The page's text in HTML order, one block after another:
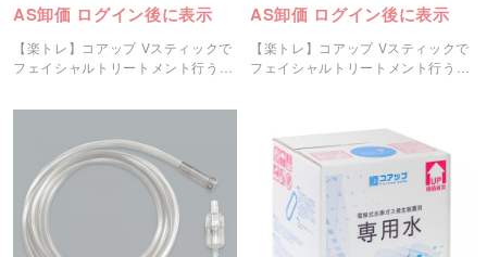
AS卸価 ログイン後に表示
【楽トレ】コアップ Vスティックで
フェイシャルトリートメント行う際
AS卸価 ログイン後に表示
【楽トレ】コアップ Vスティックで
フェイシャルトリートメント行う際